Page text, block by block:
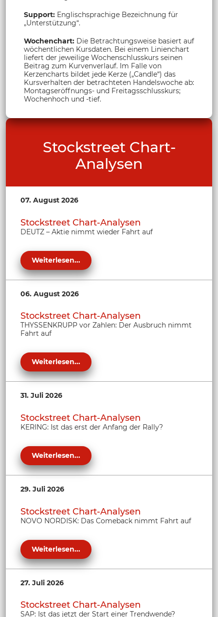
Support: Englischsprachige Bezeichnung für
„Unterstützung“.
Wochenchart: Die Betrachtungsweise basiert auf
wöchentlichen Kursdaten. Bei einem Linienchart
liefert der jeweilige Wochenschlusskurs seinen
Beitrag zum Kurvenverlauf. Im Falle von
Kerzencharts bildet jede Kerze („Candle“) das
Kursverhalten der betrachteten Handelswoche ab:
Montagseröffnungs- und Freitagsschlusskurs;
Wochenhoch und -tief.
Stockstreet Chart-
Analysen
07. August 2026
Stockstreet Chart-Analysen
DEUTZ – Aktie nimmt wieder Fahrt auf
Weiterlesen...
06. August 2026
Stockstreet Chart-Analysen
THYSSENKRUPP vor Zahlen: Der Ausbruch nimmt
Fahrt auf
Weiterlesen...
31. Juli 2026
Stockstreet Chart-Analysen
KERING: Ist das erst der Anfang der Rally?
Weiterlesen...
29. Juli 2026
Stockstreet Chart-Analysen
NOVO NORDISK: Das Comeback nimmt Fahrt auf
Weiterlesen...
27. Juli 2026
Stockstreet Chart-Analysen
SAP: Ist das jetzt der Start einer Trendwende?